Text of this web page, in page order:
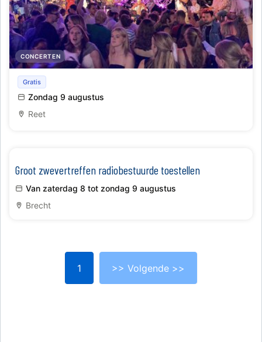
CONCERTEN
Lichtfeesten Zingt
Gratis
Zondag 9 augustus
Reet
Groot zwevertreffen radiobestuurde toestellen
Van zaterdag 8 tot zondag 9 augustus
Brecht
1 >> Volgende >>